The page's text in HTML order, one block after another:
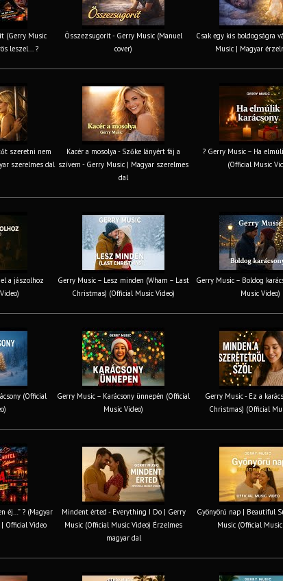
(Gerry Music
leszel... ?
Összezsugorít - Gerry Music (Manuel
cover)
Csak egy kis boldogságra
Music | Magyar
szeretni nem
szerelmes dal
Kacér a mosolya - Szőke lányért fáj a
szívem - Gerry Music | Magyar szerelmes
dal
? Gerry Music – Ha
(Official Music
a jászolhoz
Gerry Music – Lesz minden (Wham – Last
Christmas) (Official Music Video)
Gerry Music – Boldog
Music Video)
(Official
Gerry Music – Karácsony ünnepén (Official
Music Video)
Gerry Music - Ez a
Christmas) (Official
éj…” ? (Magyar
Official Video
Mindent érted - Everything I Do | Gerry
Music (Official Music Video) Érzelmes
magyar dal
Gyönyörű nap | Beautiful
Music (Official Music